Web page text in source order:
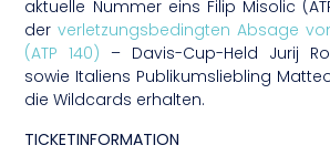
aktuelle Nummer eins Filip Misolic
derverletzungsbedingten Absage
(ATP 140) – Davis-Cup-Held Jurij
sowie Italiens Publikumsliebling
die Wildcards erhalten.
TICKETINFORMATION